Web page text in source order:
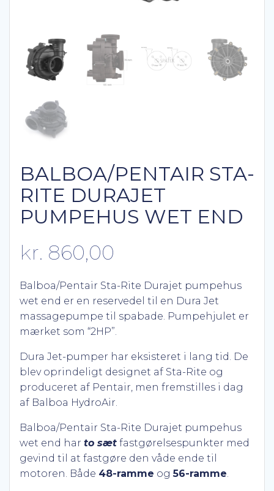
BALBOA/PENTAIR STA-
RITE DURAJET
PUMPEHUS WET END
kr. 860,00
Balboa/Pentair Sta-Rite Durajet pumpehus
wet end er en reservedel til en Dura Jet
massagepumpe til spabade. Pumpehjulet er
mærket som “2HP”.
Dura Jet-pumper har eksisteret i lang tid. De
blev oprindeligt designet af Sta-Rite og
produceret af Pentair, men fremstilles i dag
af Balboa HydroAir.
Balboa/Pentair Sta-Rite Durajet pumpehus
wet end har to sæt fastgørelsespunkter med
gevind til at fastgøre den våde ende til
motoren. Både 48-ramme og56-ramme.